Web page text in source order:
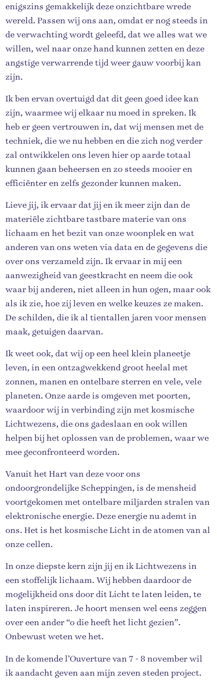
enigszins gemakkelijk deze onzichtbare wrede
wereld. Passen wij ons aan, omdat er nog steeds in
de verwachting wordt geleefd, dat we alles wat we
willen, wel naar onze hand kunnen zetten en deze
angstige verwarrende tijd weer gauw voorbij kan
zijn.
Ik ben ervan overtuigd dat dit geen goed idee kan
zijn, waarmee wij elkaar nu moed in spreken. Ik
heb er geen vertrouwen in, dat wij mensen met de
techniek, die we nu hebben en die zich nog verder
zal ontwikkelen ons leven hier op aarde totaal
kunnen gaan beheersen en zo steeds mooier en
efficiënter en zelfs gezonder kunnen maken.
Lieve jij, ik ervaar dat jij en ik meer zijn dan de
materiële zichtbare tastbare materie van ons
lichaam en het bezit van onze woonplek en wat
anderen van ons weten via data en de gegevens die
over ons verzameld zijn. Ik ervaar in mij een
aanwezigheid van geestkracht en neem die ook
waar bij anderen, niet alleen in hun ogen, maar ook
als ik zie, hoe zij leven en welke keuzes ze maken.
De schilden, die ik al tientallen jaren voor mensen
maak, getuigen daarvan.
Ik weet ook, dat wij op een heel klein planeetje
leven, in een ontzagwekkend groot heelal met
zonnen, manen en ontelbare sterren en vele, vele
planeten. Onze aarde is omgeven met poorten,
waardoor wij in verbinding zijn met kosmische
Lichtwezens, die ons gadeslaan en ook willen
helpen bij het oplossen van de problemen, waar we
mee geconfronteerd worden.
Vanuit het Hart van deze voor ons
ondoorgrondelijke Scheppingen, is de mensheid
voortgekomen met ontelbare miljarden stralen van
elektronische energie. Deze energie nu ademt in
ons. Het is het kosmische Licht in de atomen van al
onze cellen.
In onze diepste kern zijn jij en ik Lichtwezens in
een stoffelijk lichaam. Wij hebben daardoor de
mogelijkheid ons door dit Licht te laten leiden, te
laten inspireren. Je hoort mensen wel eens zeggen
over een ander “o die heeft het licht gezien”.
Onbewust weten we het.
In de komende l’Ouverture van 7 - 8 november wil
ik aandacht geven aan mijn zeven steden project.